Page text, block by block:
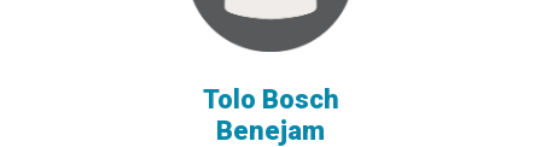
Tolo Bosch
Benejam